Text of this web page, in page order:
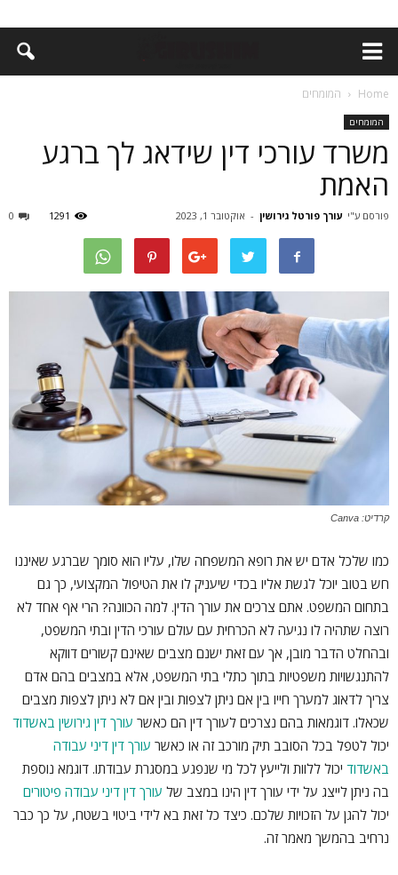
Home המומחים
המומחים
משרד עורכי דין שידאג לך ברגע
האמת
פורסם ע"י עורך פורטל גירושין - אוקטובר 1, 2023 0 1291
קרדיט: Canva
כמו שלכל אדם יש את רופא המשפחה שלו, עליו הוא סומך שברגע שאיננו
חש בטוב יוכל לגשת אליו בכדי שיעניק לו את הטיפול המקצועי, כך גם
בתחום המשפט. אתם צרכים את עורך הדין. למה הכוונה? הרי אף אחד לא
רוצה שתהיה לו נגיעה לא הכרחית עם עולם עורכי הדין ובתי המשפט,
ובהחלט הדבר מובן, אך עם זאת ישנם מצבים שאינם קשורים דווקא
להתנגשויות משפטיות בתוך כתלי בתי המשפט, אלא במצבים בהם אדם
צריך לדאוג למערך חייו בין אם ניתן לצפות ובין אם לא ניתן לצפות מצבים
שכאלו. דוגמאות בהם נצרכים לעורך דין הם כאשר עורך דין גירושין באשדוד
יכול לטפל בכל הסובב תיק מורכב זה או כאשר עורך דין דיני עבודה
באשדוד יכול ללוות ולייעץ לכל מי שנפגע במסגרת עבודתו. דוגמא נוספת
בה ניתן לייצג על ידי עורך דין הינו במצב של עורך דין דיני עבודה פיטורים
יכול להגן על הזכויות שלכם. כיצד כל זאת בא לידי ביטוי בשטח, על כך כבר
נרחיב בהמשך מאמר זה.